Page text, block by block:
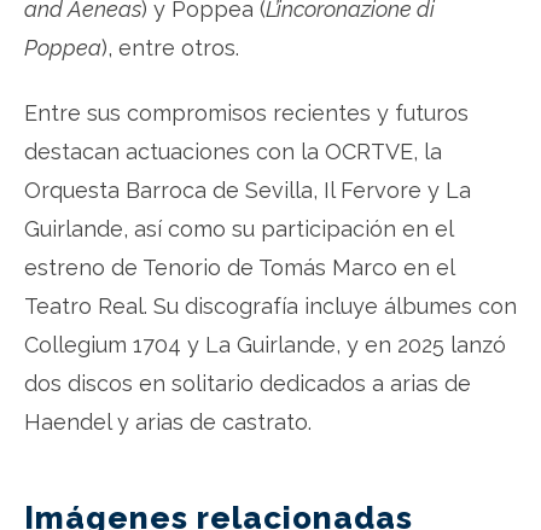
and Aeneas) y Poppea (L’incoronazione di
Poppea), entre otros.
Entre sus compromisos recientes y futuros
destacan actuaciones con la OCRTVE, la
Orquesta Barroca de Sevilla, Il Fervore y La
Guirlande, así como su participación en el
estreno de Tenorio de Tomás Marco en el
Teatro Real. Su discografía incluye álbumes con
Collegium 1704 y La Guirlande, y en 2025 lanzó
dos discos en solitario dedicados a arias de
Haendel y arias de castrato.
Imágenes relacionadas